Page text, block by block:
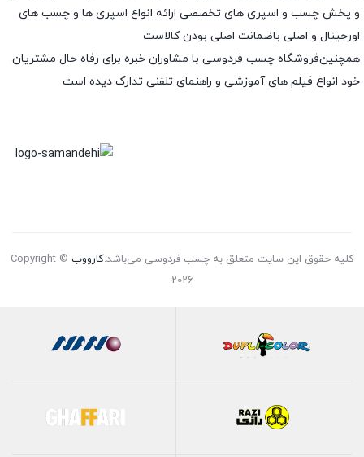
و پخش چسب و اسپری های تخصصی ارائه انواع اسپری ها و چسب های
اورجینال و اصلی باضمانت اصلی بودن کالاست
همچنین‌فروشگاه چسب فردوسی با مشاوران خبره برای رفاه حال مشتریان
خود انواع فیلم های آموزشی و راهنمای تلفنی تدارک دیده است
کلیه حقوق این سایت متعلق به چسب فردوسی می‌باشد.کارووب Copyright ©
2026